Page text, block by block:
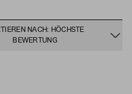
NACH: HÖCHSTE
BEWERTUNG